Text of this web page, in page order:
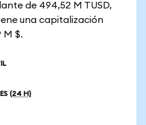
de 494,52 M TUSD,
una capitalización
M $.
(24 H)